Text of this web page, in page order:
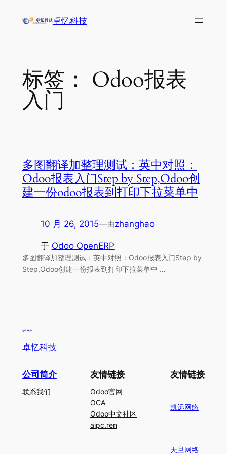
卓忆科技
标签： Odoo报表
入门
多图翻译加整理测试：英中对照：
Odoo报表入门Step by Step,Odoo创
建一份odoo报表到打印下拉菜单中
10 月 26, 2015—由zhanghao
于 Odoo OpenERP
多图翻译加整理测试：英中对照：Odoo报表入门Step by
Step,Odoo创建一份报表到打印下拉菜单中 …
卓忆科技
公司简介
联系我们
友情链接
Odoo官网
OCA
Odoo中文社区
aipc.ren
友情链接
凯远网络
天旦网络